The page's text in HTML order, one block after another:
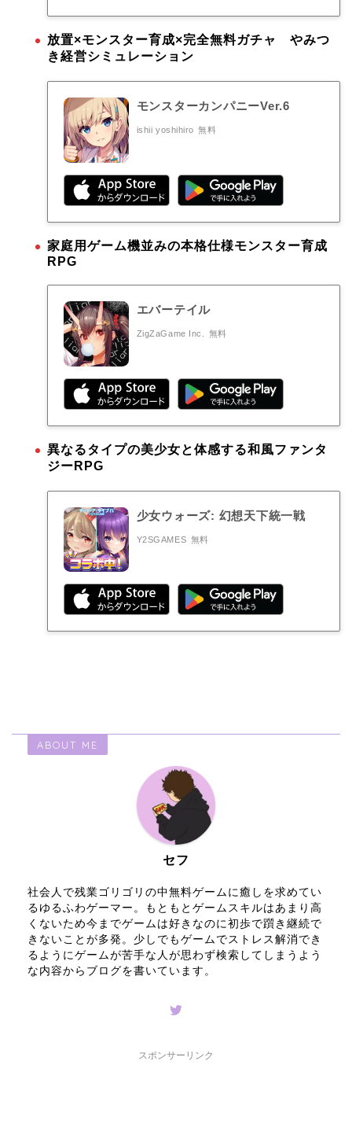
放置×モンスター育成×完全無料ガチャ やみつ
き経営シミュレーション
モンスターカンパニーVer.6
ishii yoshihiro 無料
家庭用ゲーム機並みの本格仕様モンスター育成
RPG
エバーテイル
ZigZaGame Inc. 無料
異なるタイプの美少女と体感する和風ファンタ
ジーRPG
少女ウォーズ: 幻想天下統一戦
Y2SGAMES 無料
ABOUT ME
セフ
社会人で残業ゴリゴリの中無料ゲームに癒しを求めてい
るゆるふわゲーマー。もともとゲームスキルはあまり高
くないため今までゲームは好きなのに初歩で躓き継続で
きないことが多発。少しでもゲームでストレス解消でき
るようにゲームが苦手な人が思わず検索してしまうよう
な内容からブログを書いています。
スポンサーリンク